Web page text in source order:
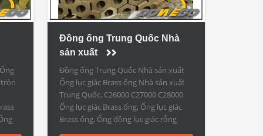
Đồng ống Trung Quốc Nhà
sản xuất
Đồng ống Trung Quốc Nhà sản xuất
Ống lục giác Brass ống Nhà sản xuất
Trung Quốc, C26000 C27000 C28000
Ống lục giác Brass ống, Ống lục giác
Brass ống, Ống đồng lục giác rỗng